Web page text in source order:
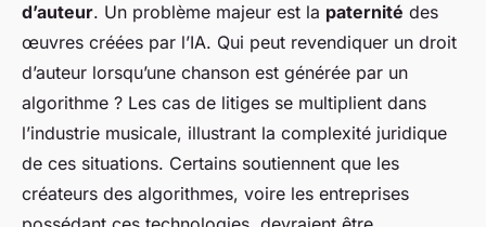
d’auteur. Un problème majeur est la paternité des
œuvres créées par l’IA. Qui peut revendiquer un droit
d’auteur lorsqu’une chanson est générée par un
algorithme ? Les cas de litiges se multiplient dans
l’industrie musicale, illustrant la complexité juridique
de ces situations. Certains soutiennent que les
créateurs des algorithmes, voire les entreprises